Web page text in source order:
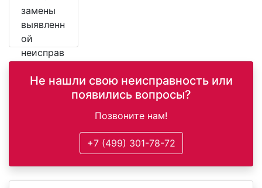
замены
выявленн
ой
неисправ
детали.
Не нашли свою неисправность или
появились вопросы?
Позвоните нам!
+7 (499) 301-78-72